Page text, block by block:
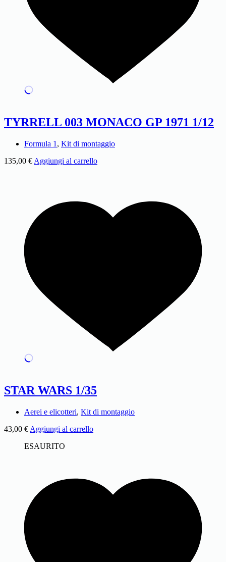
TYRRELL 003 MONACO GP 1971 1/12
Formula 1 , Kit di montaggio
135,00 € Aggiungi al carrello
STAR WARS 1/35
Aerei e elicotteri, Kit di montaggio
43,00 € Aggiungi al carrello
ESAURITO